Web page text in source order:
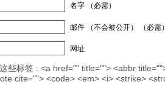
名字 （必需）
邮件 （不会被公开） （必需
网址
些标签 : <a href="" title=""> <abbr
cite=""> <code> <em> <i> <strike>